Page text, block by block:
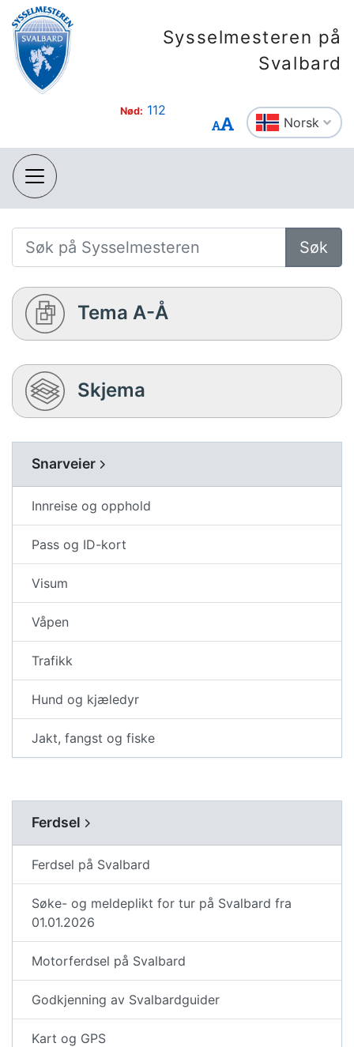
Sysselmesteren på
Svalbard
Nød: 112
Norsk
Søk
Tema A-Å
Skjema
Snarveier
Innreise og opphold
Pass og ID-kort
Visum
Våpen
Trafikk
Hund og kjæledyr
Jakt, fangst og fiske
Ferdsel
Ferdsel på Svalbard
Søke- og meldeplikt for tur på Svalbard fra
01.01.2026
Motorferdsel på Svalbard
Godkjenning av Svalbardguider
Kart og GPS